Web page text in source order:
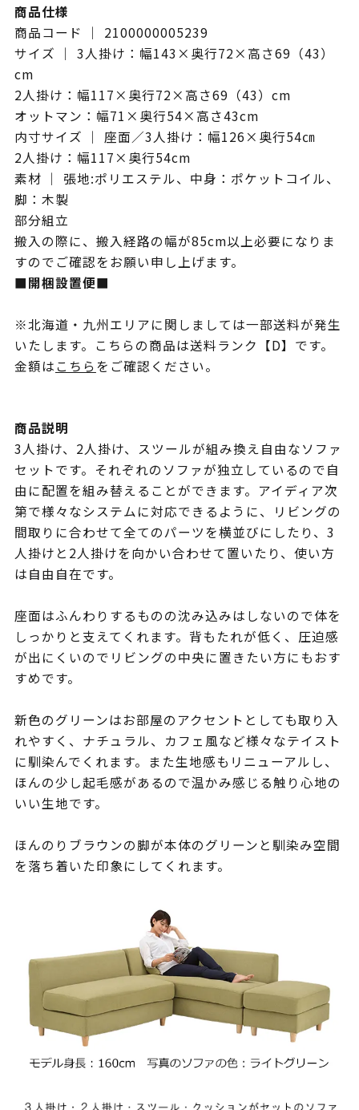
商品仕様
商品コード ｜ 2100000005239
サイズ ｜ 3人掛け：幅143×奥行72×高さ69（43）
cm
2人掛け：幅117×奥行72×高さ69（43）cm
オットマン：幅71×奥行54×高さ43cm
内寸サイズ ｜ 座面／3人掛け：幅126×奥行54㎝
2人掛け：幅117×奥行54cm
素材 ｜ 張地:ポリエステル、中身：ポケットコイル、
脚：木製
部分組立
搬入の際に、搬入経路の幅が85cm以上必要になりま
すのでご確認をお願い申し上げます。
■開梱設置便■
※北海道・九州エリアに関しましては一部送料が発生
いたします。こちらの商品は送料ランク【D】です。
金額はこちらをご確認ください。
商品説明
3人掛け、2人掛け、スツールが組み換え自由なソファ
セットです。それぞれのソファが独立しているので自
由に配置を組み替えることができます。アイディア次
第で様々なシステムに対応できるように、リビングの
間取りに合わせて全てのパーツを横並びにしたり、3
人掛けと2人掛けを向かい合わせて置いたり、使い方
は自由自在です。
座面はふんわりするものの沈み込みはしないので体を
しっかりと支えてくれます。背もたれが低く、圧迫感
が出にくいのでリビングの中央に置きたい方にもおす
すめです。
新色のグリーンはお部屋のアクセントとしても取り入
れやすく、ナチュラル、カフェ風など様々なテイスト
に馴染んでくれます。また生地感もリニューアルし、
ほんの少し起毛感があるので温かみ感じる触り心地の
いい生地です。
ほんのりブラウンの脚が本体のグリーンと馴染み空間
を落ち着いた印象にしてくれます。